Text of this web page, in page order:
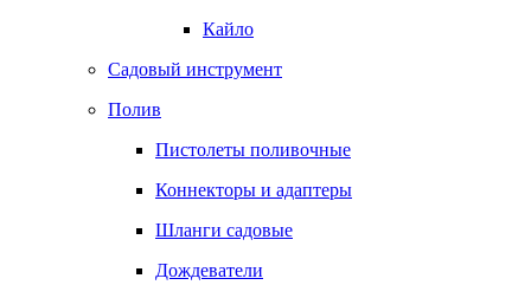
Кайло
Садовый инструмент
Полив
Пистолеты поливочные
Коннекторы и адаптеры
Шланги садовые
Дождеватели